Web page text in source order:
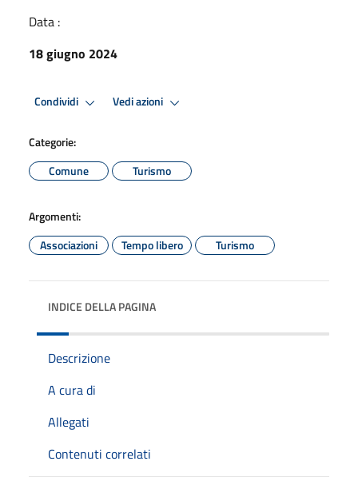
Data :
18 giugno 2024
Condividi Vedi azioni
Categorie:
Comune
Turismo
Argomenti:
Associazioni
Tempo libero Turismo
INDICE DELLA PAGINA
Descrizione
A cura di
Allegati
Contenuti correlati